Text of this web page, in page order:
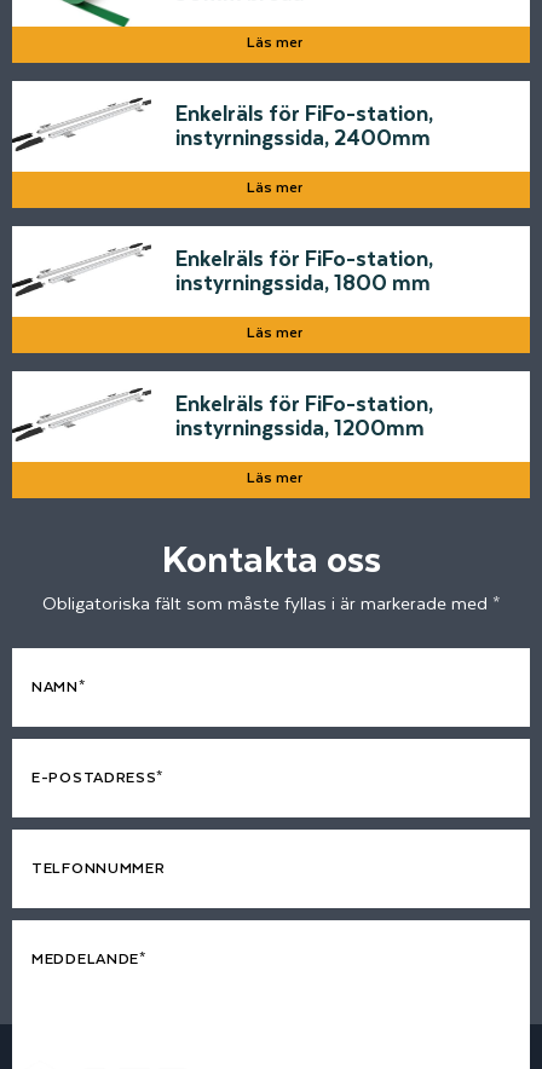
Läs mer
Enkelräls för FiFo-station,
instyrningssida, 2400mm
Läs mer
Enkelräls för FiFo-station,
instyrningssida, 1800 mm
Läs mer
Enkelräls för FiFo-station,
instyrningssida, 1200mm
Läs mer
Kontakta oss
Obligatoriska fält som måste fyllas i är markerade med *
NAMN*
E-POSTADRESS*
TELFONNUMMER
MEDDELANDE*